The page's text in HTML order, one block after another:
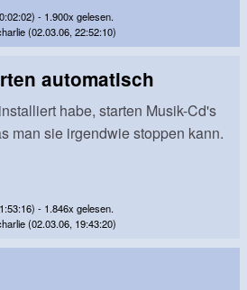
- 1.900x gelesen.
(02.03.06, 22:52:10)
automatisch
habe, starten Musik-Cd's
man sie irgendwie stoppen kann.
- 1.846x gelesen.
(02.03.06, 19:43:20)